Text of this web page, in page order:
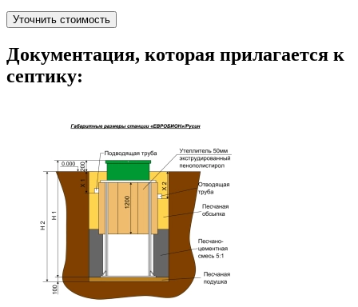
Уточнить стоимость
Документация, которая прилагается к
септику: